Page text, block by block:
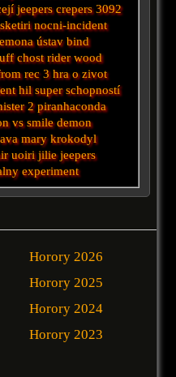
jeepers crepers 3092
nocni-incident
ústav bind
chost rider wood
rec 3 hra o zivot
hil super schopností
2 piranhaconda
vs smile demon
mary krokodyl
uoiri jilie jeepers
experiment
Horory 2026
Horory 2025
Horory 2024
Horory 2023